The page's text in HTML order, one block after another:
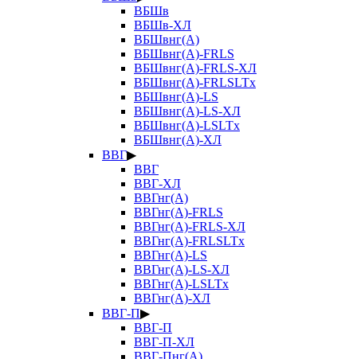
ВБШв
ВБШв-ХЛ
ВБШвнг(А)
ВБШвнг(А)-FRLS
ВБШвнг(А)-FRLS-ХЛ
ВБШвнг(А)-FRLSLTx
ВБШвнг(А)-LS
ВБШвнг(А)-LS-ХЛ
ВБШвнг(А)-LSLTx
ВБШвнг(А)-ХЛ
ВВГ▶
ВВГ
ВВГ-ХЛ
ВВГнг(А)
ВВГнг(А)-FRLS
ВВГнг(А)-FRLS-ХЛ
ВВГнг(А)-FRLSLTx
ВВГнг(А)-LS
ВВГнг(А)-LS-ХЛ
ВВГнг(А)-LSLTx
ВВГнг(А)-ХЛ
ВВГ-П▶
ВВГ-П
ВВГ-П-ХЛ
ВВГ-Пнг(А)